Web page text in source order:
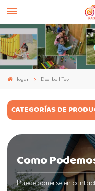
Hogar Doorbell Toy
CATEGORÍAS DE
Como
Puede ponerse en